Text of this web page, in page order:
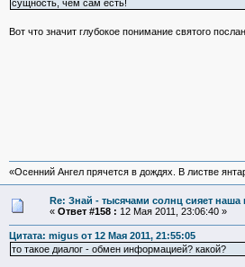
сущность, чем сам есть!
Вот что значит глубокое понимание святого
«Осенний Ангел прячется в дождях. В листве
Re: Знай - тысячами солнц сияет наша
« Ответ #158 : 12 Мая 2011, 23:06:40 »
Цитата: migus от 12 Мая 2011, 21:55:05
то такое диалог - обмен информацией? какой?